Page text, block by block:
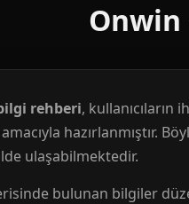
Onwin
rehberi,
hazırlanmıştır.
ulaşabilmektedir.
bulunan bilgiler